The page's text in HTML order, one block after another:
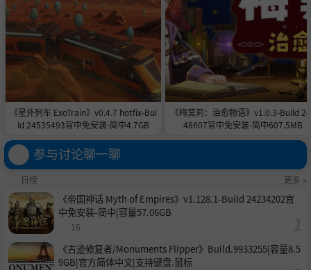
《星外列车 ExoTrain》v0.4.7 hotfix-Bui
ld 24535493官中免安装-简中4.7GB
《梅莫莉：治愈物语》v1.0.3-Build
48607官中免安装-简中607.5MB
参与讨论聊一聊
日榜 更多 »
《帝国神话 Myth of Empires》v1.128.1-Build 24234202官
中免安装-简中|容量57.06GB
16
《古迹修复者/Monuments Flipper》Build.9933255|容量8.5
9GB|官方简体中文|支持键盘.鼠标